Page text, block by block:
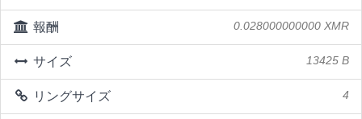
報酬 0.028000000000 XMR
サイズ 13425 B
リングサイズ 4